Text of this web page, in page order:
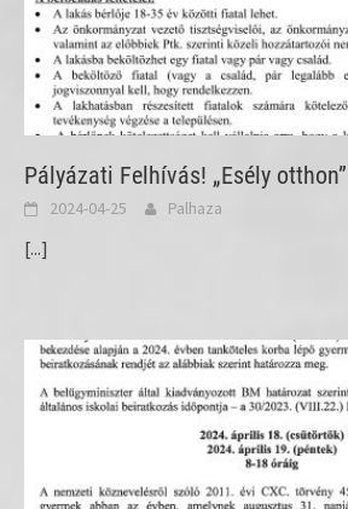
Pályázati Felhívás! „Esély otthon”
2024-04-25 Palhaza
[...]